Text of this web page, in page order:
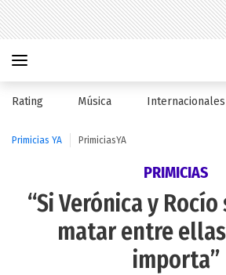
Rating Música Internacionales
Primicias YA PrimiciasYA
PRIMICIAS
“Si Verónica y
matar entre
importa”